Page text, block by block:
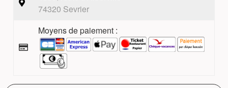
74320 Sevrier
Moyens de paiement :